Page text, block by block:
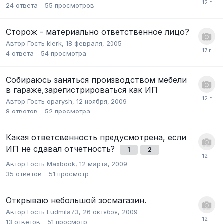
24 ответа 55 просмотров
Сторож - материально ответственное лицо?
Автор Гость klerk, 18 февраля, 2005
4 ответа 54 просмотра
Собираюсь заняться производством мебели
в гараже,зарегистрироваться как ИП
Автор Гость oparysh, 12 ноября, 2009
8 ответов 52 просмотра
Какая ответсвенность предусмотрена, если
ИП не сдавал отчетность?
1 2
Автор Гость Maxbook, 12 марта, 2009
35 ответов 51 просмотр
Открываю небольшой зоомагазин.
Автор Гость Ludmila73, 26 октября, 2009
13 ответов 51 просмотр